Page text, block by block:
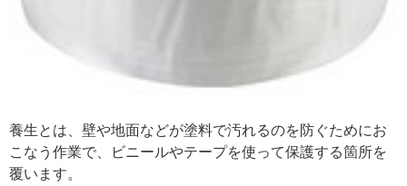
養生とは、壁や地面などが塗料で汚れるのを防ぐためにお
こなう作業で、ビニールやテープを使って保護する箇所を
覆います。